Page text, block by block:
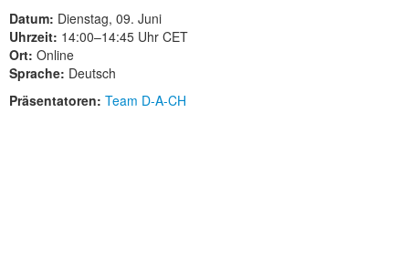
Datum: Dienstag, 09. Juni
Uhrzeit: 14:00–14:45 Uhr CET
Ort: Online
Sprache: Deutsch
Präsentatoren: Team D-A-CH